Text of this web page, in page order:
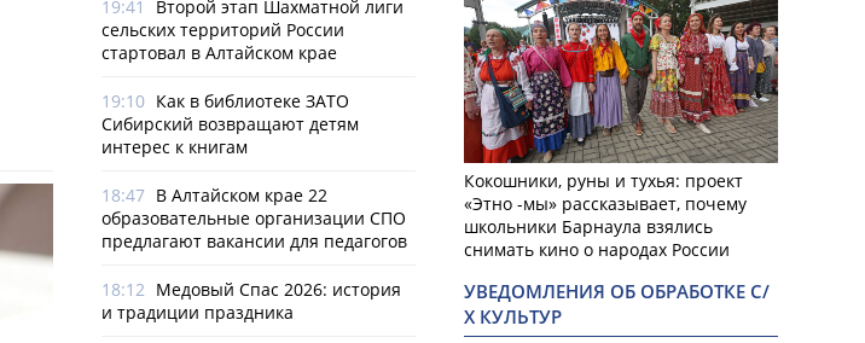
19:41
Второй этап Шахматной лиги
сельских территорий России
стартовал в Алтайском крае
19:10 Как в библиотеке ЗАТО
Сибирский возвращают детям
интерес к книгам
18:47 В Алтайском крае 22
образовательные организации СПО
предлагают вакансии для педагогов
18:12 Медовый Спас 2026: история
и традиции праздника
Кокошники, руны и тухья: проект
«Этно -мы» рассказывает, почему
школьники Барнаула взялись
снимать кино о народах России
УВЕДОМЛЕНИЯ ОБ ОБРАБОТКЕ С/
Х КУЛЬТУР